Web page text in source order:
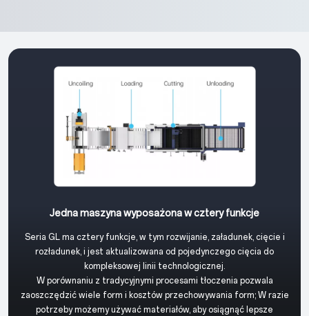
Jedna maszyna wyposażona w cztery funkcje
Seria GL ma cztery funkcje, w tym rozwijanie, załadunek, cięcie i
rozładunek, i jest aktualizowana od pojedynczego cięcia do
kompleksowej linii technologicznej.
W porównaniu z tradycyjnymi procesami tłoczenia pozwala
zaoszczędzić wiele form i kosztów przechowywania form; W razie
potrzeby możemy używać materiałów, aby osiągnąć lepsze